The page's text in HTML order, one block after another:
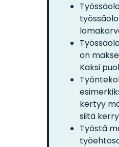
on
Kaksi
kertyy
siitä
Työstä